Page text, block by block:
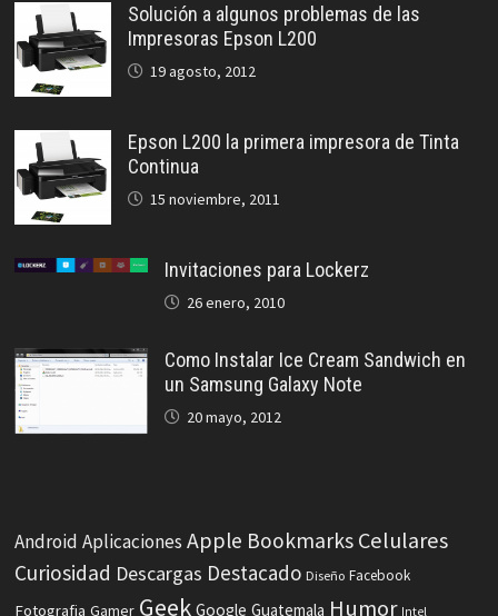
Solución a algunos problemas de las
Impresoras Epson L200
19 agosto, 2012
Epson L200 la primera impresora de Tinta
Continua
15 noviembre, 2011
Invitaciones para Lockerz
26 enero, 2010
Como Instalar Ice Cream Sandwich en
un Samsung Galaxy Note
20 mayo, 2012
Android Aplicaciones Apple Bookmarks Celulares
Curiosidad Descargas Destacado Diseño Facebook
Fotografia Gamer Geek Google Guatemala Humor Intel